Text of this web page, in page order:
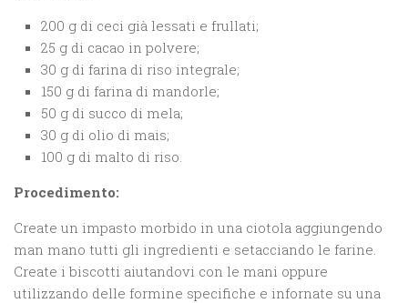
200 g di ceci già lessati e frullati;
25 g di cacao in polvere;
30 g di farina di riso integrale;
150 g di farina di mandorle;
50 g di succo di mela;
30 g di olio di mais;
100 g di malto di riso.
Procedimento:
Create un impasto morbido in una ciotola aggiungendo
man mano tutti gli ingredienti e setacciando le farine.
Create i biscotti aiutandovi con le mani oppure
utilizzando delle formine specifiche e infornate su una